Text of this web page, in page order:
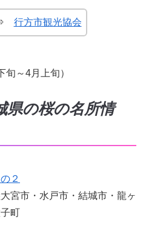
⇒ 行方市観光協会
～4月上旬）
県の桜の名所情
２
宮市・水戸市・結城市・龍ヶ
町